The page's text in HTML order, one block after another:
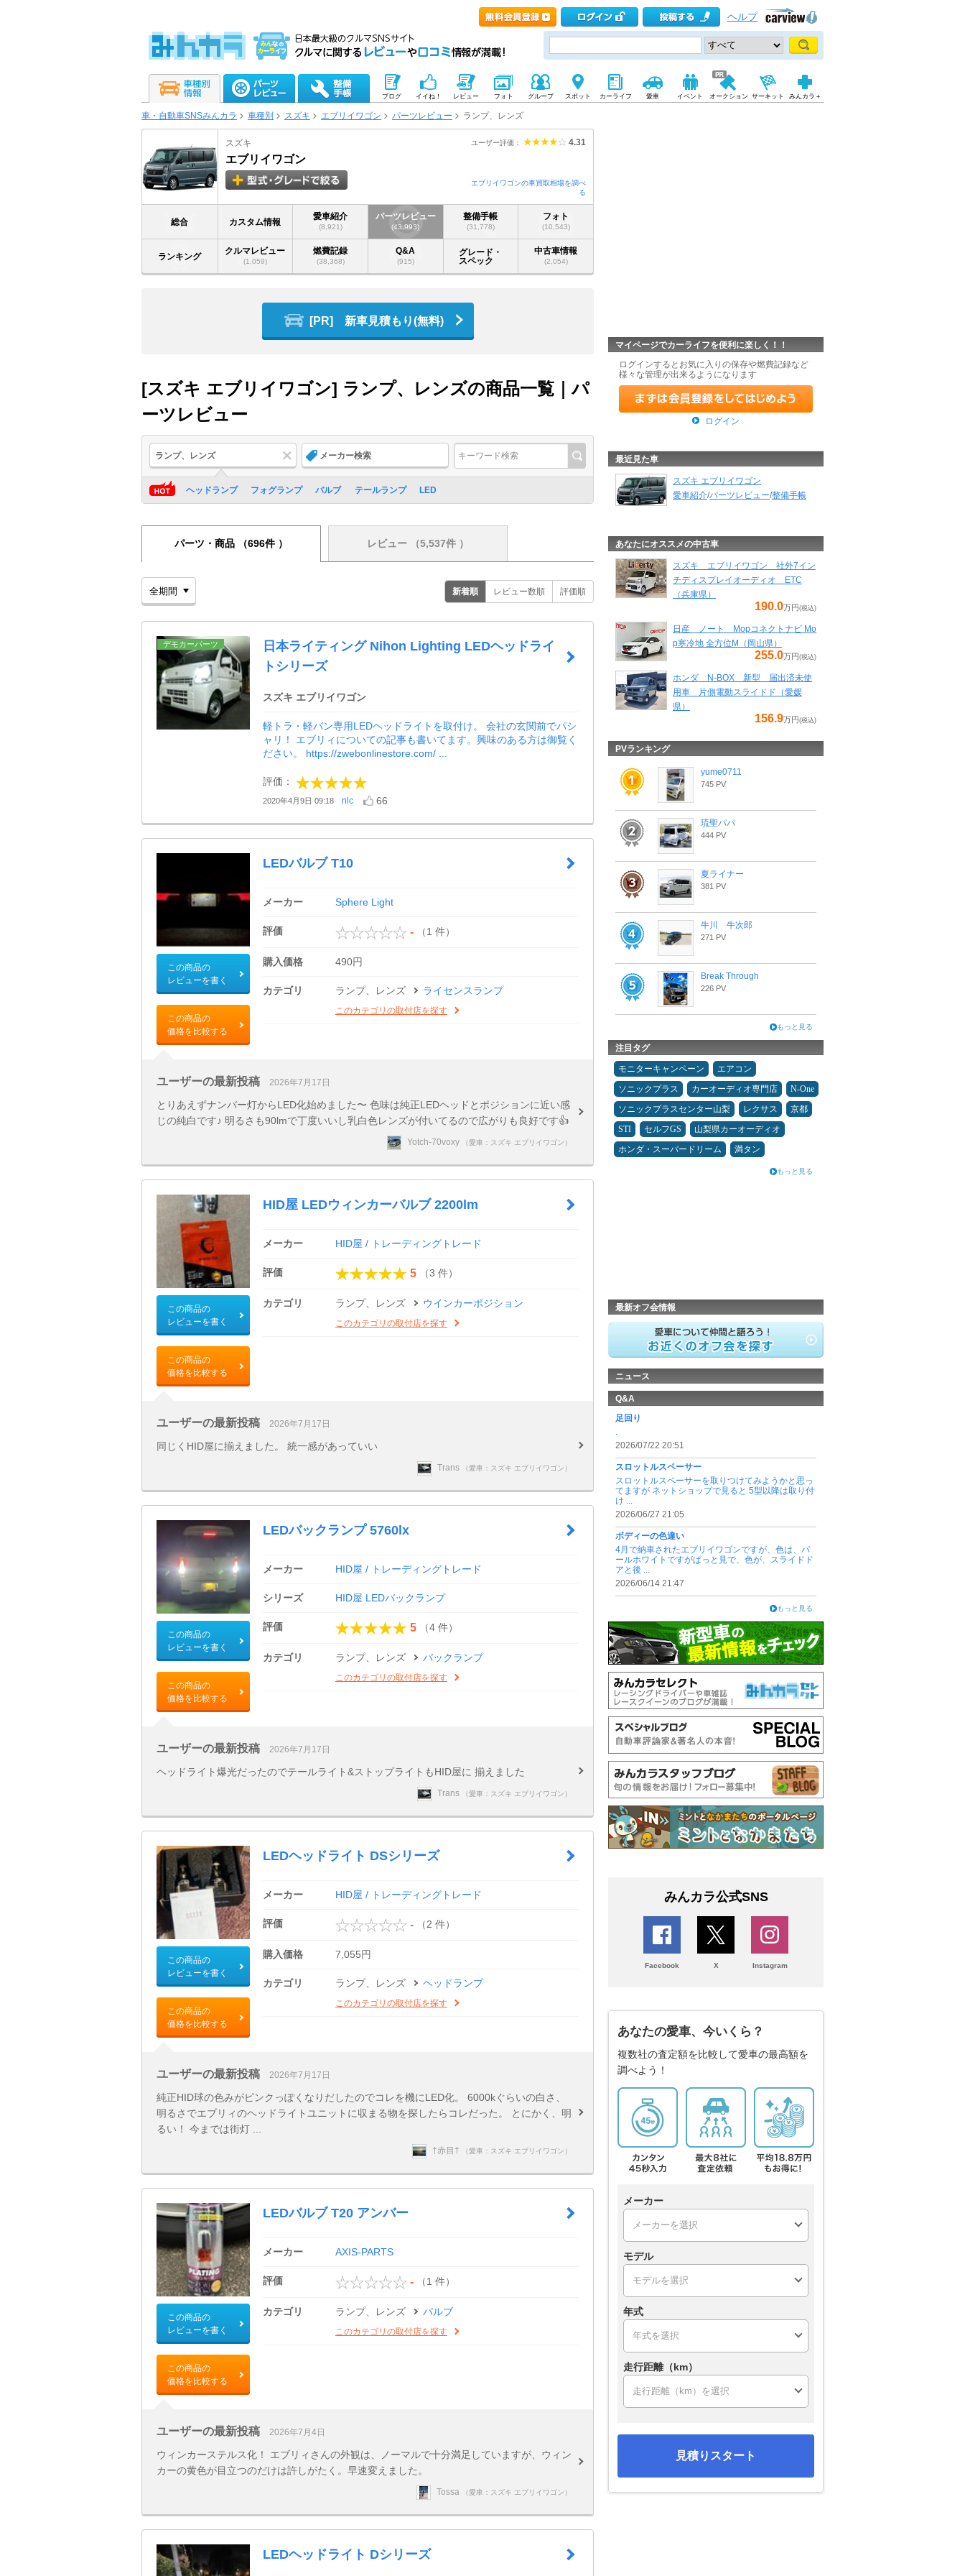
ヘルプ
ブログ イイね！ レビュー フォト グループ スポット カーライフ 愛車 イベント オークション サーキット みんカラ＋
車・自動車SNSみんカラ 車種別 スズキ エブリイワゴン パーツレビュー ランプ、レンズ
ユーザー評価： 4.31
スズキ
エブリイワゴン
エブリイワゴンの車買取相場を調べ
る
総合 カスタム情報
愛車紹介
(8,921)
パーツレビュー
(43,993)
整備手帳
(31,778)
フォト
(10,543)
ランキング
クルマレビュー
(1,059)
燃費記録
(38,368)
Q&A
(915)
グレード・
スペック
中古車情報
(2,054)
[PR] 新車見積もり(無料)
[スズキ エブリイワゴン] ランプ、レンズの商品一覧｜パ
ーツレビュー
ランプ、レンズ メーカー検索
ヘッドランプ フォグランプ バルブ テールランプ LED
パーツ・商品 （696件 ） レビュー （5,537件 ）
新着順 レビュー数順 評価順
デモカーパーツ
日本ライティング Nihon Lighting LEDヘッドライ
トシリーズ
スズキ エブリイワゴン
軽トラ・軽バン専用LEDヘッドライトを取付け。 会社の玄関前でパシ
ャリ！ エブリィについての記事も書いてます。興味のある方は御覧く
ださい。 https://zwebonlinestore.com/ ...
評価：
2020年4月9日 09:18 nlc 66
この商品の
レビューを書く
この商品の
価格を比較する
LEDバルブ T10
メーカー Sphere Light
評価 - （1 件）
購入価格 490円
カテゴリ ランプ、レンズ ライセンスランプ
このカテゴリの取付店を探す
ユーザーの最新投稿 2026年7月17日
とりあえずナンバー灯からLED化始めました〜 色味は純正LEDヘッドとポジションに近い感
じの純白です♪ 明るさも90lmで丁度いいし乳白色レンズが付いてるので広がりも良好です👍
Yotch-70voxy （愛車：スズキ エブリイワゴン）
この商品の
レビューを書く
この商品の
価格を比較する
HID屋 LEDウィンカーバルブ 2200lm
メーカー HID屋 / トレーディングトレード
評価 5 （3 件）
カテゴリ ランプ、レンズ ウインカーポジション
このカテゴリの取付店を探す
ユーザーの最新投稿 2026年7月17日
同じくHID屋に揃えました。 統一感があっていい
Trans （愛車：スズキ エブリイワゴン）
この商品の
レビューを書く
この商品の
価格を比較する
LEDバックランプ 5760lx
メーカー HID屋 / トレーディングトレード
シリーズ HID屋 LEDバックランプ
評価 5 （4 件）
カテゴリ ランプ、レンズ バックランプ
このカテゴリの取付店を探す
ユーザーの最新投稿 2026年7月17日
ヘッドライト爆光だったのでテールライト&ストップライトもHID屋に 揃えました
Trans （愛車：スズキ エブリイワゴン）
この商品の
レビューを書く
この商品の
価格を比較する
LEDヘッドライト DSシリーズ
メーカー HID屋 / トレーディングトレード
評価 - （2 件）
購入価格 7,055円
カテゴリ ランプ、レンズ ヘッドランプ
このカテゴリの取付店を探す
ユーザーの最新投稿 2026年7月17日
純正HID球の色みがピンクっぽくなりだしたのでコレを機にLED化。 6000kぐらいの白さ、
明るさでエブリィのヘッドライトユニットに収まる物を探したらコレだった。 とにかく、明
るい！ 今までは街灯 ...
†赤目† （愛車：スズキ エブリイワゴン）
この商品の
レビューを書く
この商品の
価格を比較する
LEDバルブ T20 アンバー
メーカー AXIS-PARTS
評価 - （1 件）
カテゴリ ランプ、レンズ バルブ
このカテゴリの取付店を探す
ユーザーの最新投稿 2026年7月4日
ウィンカーステルス化！ エブリィさんの外観は、ノーマルで十分満足していますが、ウィン
カーの黄色が目立つのだけは許しがたく。早速変えました。
Tossa （愛車：スズキ エブリイワゴン）
LEDヘッドライト Dシリーズ
マイページでカーライフを便利に楽しく！！
ログインするとお気に入りの保存や燃費記録など
様々な管理が出来るようになります
ログイン
最近見た車
スズキ エブリイワゴン
愛車紹介/パーツレビュー/整備手帳
あなたにオススメの中古車
スズキ エブリイワゴン 社外7イン
チディスプレイオーディオ ETC
（兵庫県）
190.0万円 (税込)
日産 ノート Mopコネクトナビ Mo
p寒冷地 全方位M（岡山県）
255.0万円 (税込)
ホンダ N-BOX 新型 届出済未使
用車 片側電動スライドド（愛媛
県）
156.9万円 (税込)
PVランキング
yume0711
745 PV
琉聖パパ
444 PV
夏ライナー
381 PV
牛川 牛次郎
271 PV
Break Through
226 PV
もっと見る
注目タグ
モニターキャンペーン
エアコン
ソニックプラス
カーオーディオ専門店
N-One
ソニックプラスセンター山梨
レクサス
京都
STI
セルフGS
山梨県カーオーディオ
ホンダ・スーパードリーム
満タン
もっと見る
最新オフ会情報
ニュース
Q&A
足回り
.
2026/07/22 20:51
スロットルスペーサー
スロットルスペーサーを取りつけてみようかと思っ
てますが ネットショップで見ると 5型以降は取り付
け ...
2026/06/27 21:05
ボディーの色違い
4月で納車されたエブリイワゴンですが、色は、パ
ールホワイトですがぱっと見で、色が、スライドド
アと後 ...
2026/06/14 21:47
もっと見る
みんカラ公式SNS
Facebook X Instagram
あなたの愛車、今いくら？
複数社の査定額を比較して愛車の最高額を
調べよう！
メーカー
モデル
年式
走行距離（km）
見積りスタート